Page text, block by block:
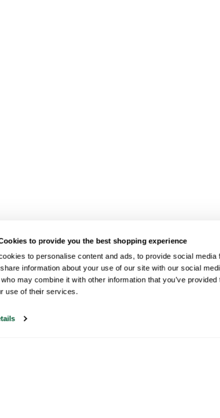
to provide you the best shopping experience
to personalise content and ads, to provide social
information about your use of our site with our social
may combine it with other information that you’ve
use of their services.